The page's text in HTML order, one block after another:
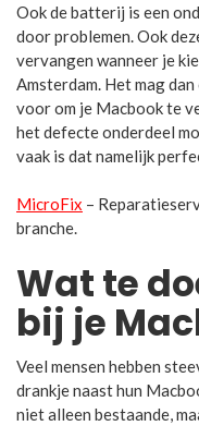
Ook de batterij is een
door problemen. Ook
vervangen wanneer je
Amsterdam. Het mag
voor om je Macbook te
het defecte onderdeel
vaak is dat namelijk
MicroFix –
branche.
Wat te
bij je
Veel mensen hebben
drankje naast hun
niet alleen bestaande,